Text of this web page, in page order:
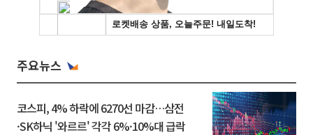
주요뉴스
코스피, 4% 하락에 6270선 마감…삼전
·SK하닉 '와르르' 각각 6%·10%대 급락